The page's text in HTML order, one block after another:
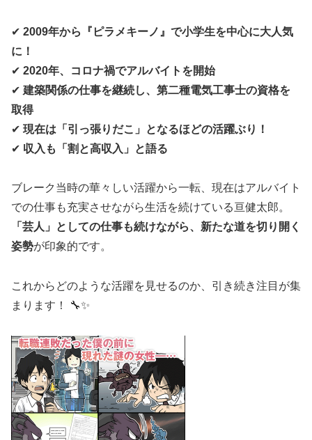
✔ 2009年から『ピラメキーノ』で小学生を中心に大人気
に！
✔ 2020年、コロナ禍でアルバイトを開始
✔ 建築関係の仕事を継続し、第二種電気工事士の資格を
取得
✔ 現在は「引っ張りだこ」となるほどの活躍ぶり！
✔ 収入も「割と高収入」と語る
ブレーク当時の華々しい活躍から一転、現在はアルバイト
での仕事も充実させながら生活を続けている亘健太郎。
「芸人」としての仕事も続けながら、新たな道を切り開く
姿勢が印象的です。
これからどのような活躍を見せるのか、引き続き注目が集
まります！ 🔧✨